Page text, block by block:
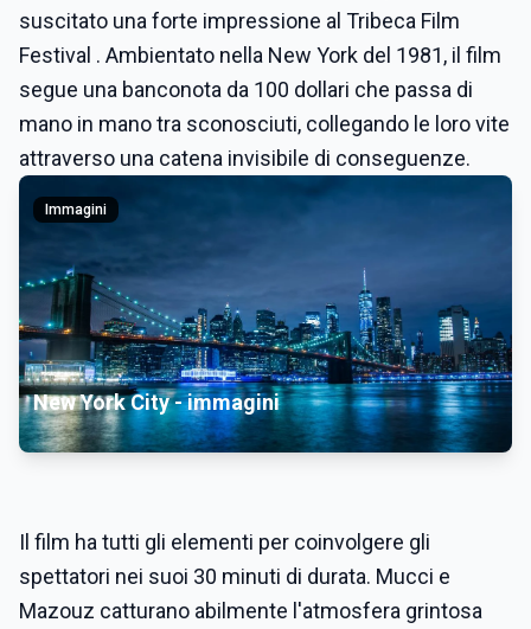
suscitato una forte impressione al Tribeca Film
Festival . Ambientato nella New York del 1981, il film
segue una banconota da 100 dollari che passa di
mano in mano tra sconosciuti, collegando le loro vite
attraverso una catena invisibile di conseguenze.
Immagini
New York City - immagini
Il film ha tutti gli elementi per coinvolgere gli
spettatori nei suoi 30 minuti di durata. Mucci e
Mazouz catturano abilmente l'atmosfera grintosa